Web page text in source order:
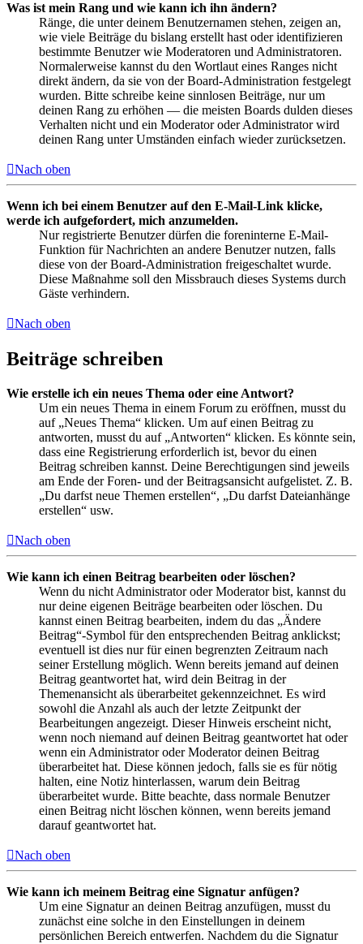
Was ist mein Rang und wie kann ich ihn ändern?
Ränge, die unter deinem Benutzernamen stehen, zeigen an,
wie viele Beiträge du bislang erstellt hast oder identifizieren
bestimmte Benutzer wie Moderatoren und Administratoren.
Normalerweise kannst du den Wortlaut eines Ranges nicht
direkt ändern, da sie von der Board-Administration festgelegt
wurden. Bitte schreibe keine sinnlosen Beiträge, nur um
deinen Rang zu erhöhen — die meisten Boards dulden dieses
Verhalten nicht und ein Moderator oder Administrator wird
deinen Rang unter Umständen einfach wieder zurücksetzen.
Nach oben
Wenn ich bei einem Benutzer auf den E-Mail-Link klicke,
werde ich aufgefordert, mich anzumelden.
Nur registrierte Benutzer dürfen die foreninterne E-Mail-
Funktion für Nachrichten an andere Benutzer nutzen, falls
diese von der Board-Administration freigeschaltet wurde.
Diese Maßnahme soll den Missbrauch dieses Systems durch
Gäste verhindern.
Nach oben
Beiträge schreiben
Wie erstelle ich ein neues Thema oder eine Antwort?
Um ein neues Thema in einem Forum zu eröffnen, musst du
auf „Neues Thema“ klicken. Um auf einen Beitrag zu
antworten, musst du auf „Antworten“ klicken. Es könnte sein,
dass eine Registrierung erforderlich ist, bevor du einen
Beitrag schreiben kannst. Deine Berechtigungen sind jeweils
am Ende der Foren- und der Beitragsansicht aufgelistet. Z. B.
„Du darfst neue Themen erstellen“, „Du darfst Dateianhänge
erstellen“ usw.
Nach oben
Wie kann ich einen Beitrag bearbeiten oder löschen?
Wenn du nicht Administrator oder Moderator bist, kannst du
nur deine eigenen Beiträge bearbeiten oder löschen. Du
kannst einen Beitrag bearbeiten, indem du das „Ändere
Beitrag“-Symbol für den entsprechenden Beitrag anklickst;
eventuell ist dies nur für einen begrenzten Zeitraum nach
seiner Erstellung möglich. Wenn bereits jemand auf deinen
Beitrag geantwortet hat, wird dein Beitrag in der
Themenansicht als überarbeitet gekennzeichnet. Es wird
sowohl die Anzahl als auch der letzte Zeitpunkt der
Bearbeitungen angezeigt. Dieser Hinweis erscheint nicht,
wenn noch niemand auf deinen Beitrag geantwortet hat oder
wenn ein Administrator oder Moderator deinen Beitrag
überarbeitet hat. Diese können jedoch, falls sie es für nötig
halten, eine Notiz hinterlassen, warum dein Beitrag
überarbeitet wurde. Bitte beachte, dass normale Benutzer
einen Beitrag nicht löschen können, wenn bereits jemand
darauf geantwortet hat.
Nach oben
Wie kann ich meinem Beitrag eine Signatur anfügen?
Um eine Signatur an deinen Beitrag anzufügen, musst du
zunächst eine solche in den Einstellungen in deinem
persönlichen Bereich entwerfen. Nachdem du die Signatur